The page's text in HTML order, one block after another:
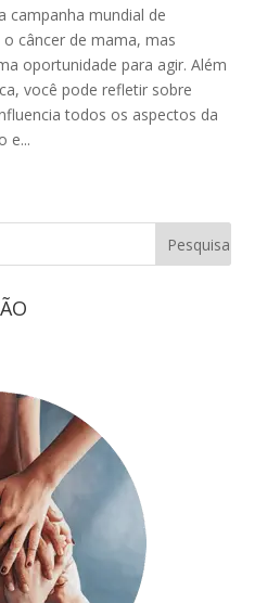
campanha mundial de
câncer de mama, mas
oportunidade para agir. Além
você pode refletir sobre
todos os aspectos da
e...